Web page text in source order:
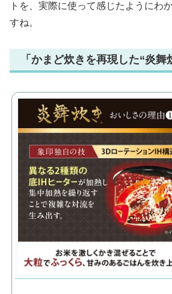
トを、実際に使って感じたようにわ
すね。
「かまど炊きを再現した“炎舞